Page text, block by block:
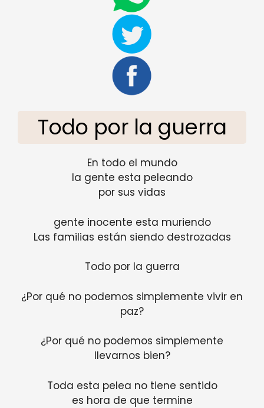
Todo por la guerra
En todo el mundo
la gente esta peleando
por sus vidas
gente inocente esta muriendo
Las familias están siendo destrozadas
Todo por la guerra
¿Por qué no podemos simplemente vivir en
paz?
¿Por qué no podemos simplemente
llevarnos bien?
Toda esta pelea no tiene sentido
es hora de que termine